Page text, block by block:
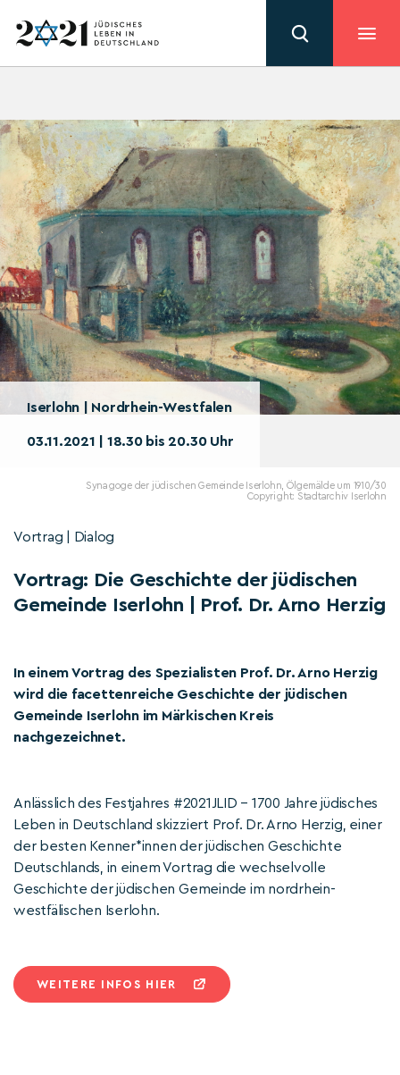
Iserlohn | Nordrhein-Westfalen
03.11.2021 | 18.30 bis 20.30 Uhr
Synagoge der jüdischen Gemeinde Iserlohn, Ölgemälde um 1910/30
Copyright: Stadtarchiv Iserlohn
Vortrag | Dialog
Vortrag: Die Geschichte der jüdischen
Gemeinde Iserlohn | Prof. Dr. Arno Herzig
In einem Vortrag des Spezialisten Prof. Dr. Arno Herzig
wird die facettenreiche Geschichte der jüdischen
Gemeinde Iserlohn im Märkischen Kreis
nachgezeichnet.
Anlässlich des Festjahres #2021JLID – 1700 Jahre jüdisches
Leben in Deutschland skizziert Prof. Dr. Arno Herzig, einer
der besten Kenner*innen der jüdischen Geschichte
Deutschlands, in einem Vortrag die wechselvolle
Geschichte der jüdischen Gemeinde im nordrhein-
westfälischen Iserlohn.
WEITERE INFOS HIER